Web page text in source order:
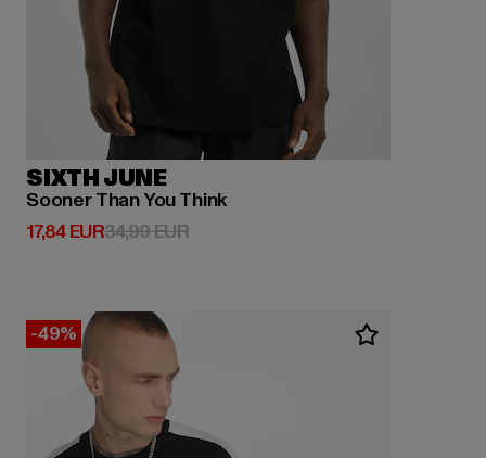
SIXTH JUNE
Sooner Than You Think
17,84 EUR
Derzeitiger Preis: 17,84 EUR
34,99 EURAktionspreis: 34,99 EUR
-49%